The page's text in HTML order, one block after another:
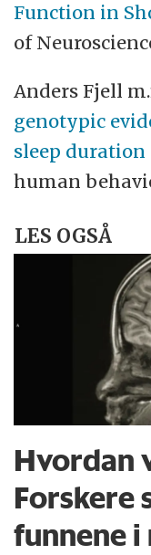
Function in
of
Anders Fjell
genotypic
sleep
human
LES OGSÅ
Hvordan
Forskere
funnene i